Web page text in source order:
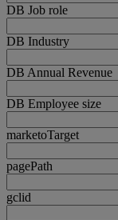
DB Job role
DB Industry
DB Annual Revenue
DB Employee size
marketoTarget
pagePath
gclid